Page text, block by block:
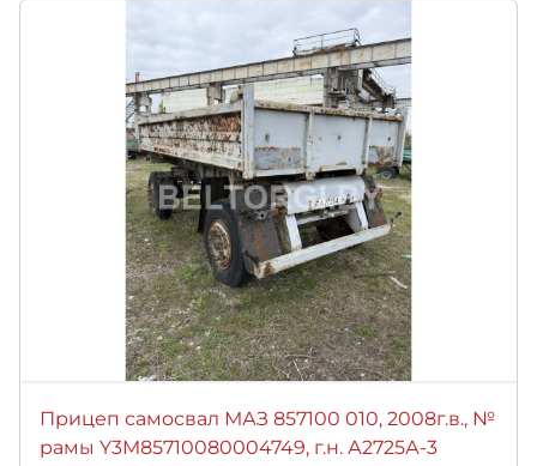
Прицеп самосвал МАЗ 857100 010, 2008г.в., №
рамы Y3M85710080004749, г.н. А2725А-3